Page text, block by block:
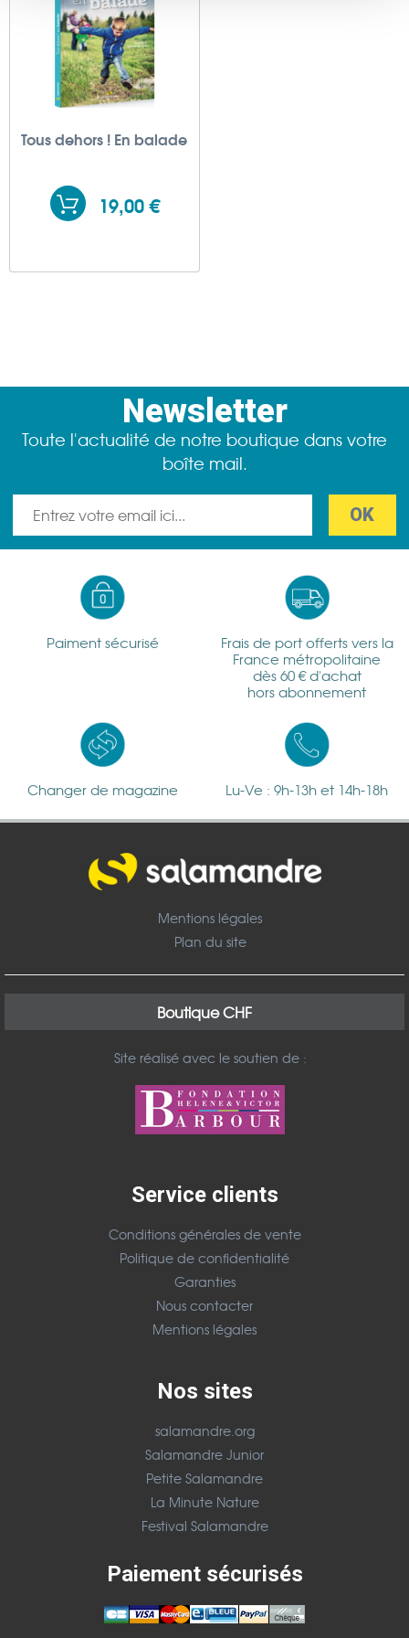
publicité et d'analyse, qui peuvent combiner celles-ci
avec d'autres informations que vous leur avez fournies
ou qu'ils ont collectées lors de votre utilisation de leurs
services.
Tous dehors ! En balade
19,00 €
Newsletter
Toute l'actualité de notre boutique dans votre
boîte mail.
Paiment sécurisé
Frais de port offerts vers la
France métropolitaine
dès 60 € d'achat
hors abonnement
Changer de magazine Lu-Ve : 9h-13h et 14h-18h
Mentions légales
Plan du site
Boutique CHF
Site réalisé avec le soutien de :
Service clients
Conditions générales de vente
Politique de confidentialité
Garanties
Nous contacter
Mentions légales
Nos sites
salamandre.org
Salamandre Junior
Petite Salamandre
La Minute Nature
Festival Salamandre
Paiement sécurisés